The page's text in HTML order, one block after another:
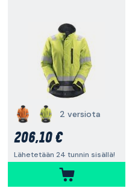
2 versiota
206,10 €
Lähetetään 24 tunnin sisällä!